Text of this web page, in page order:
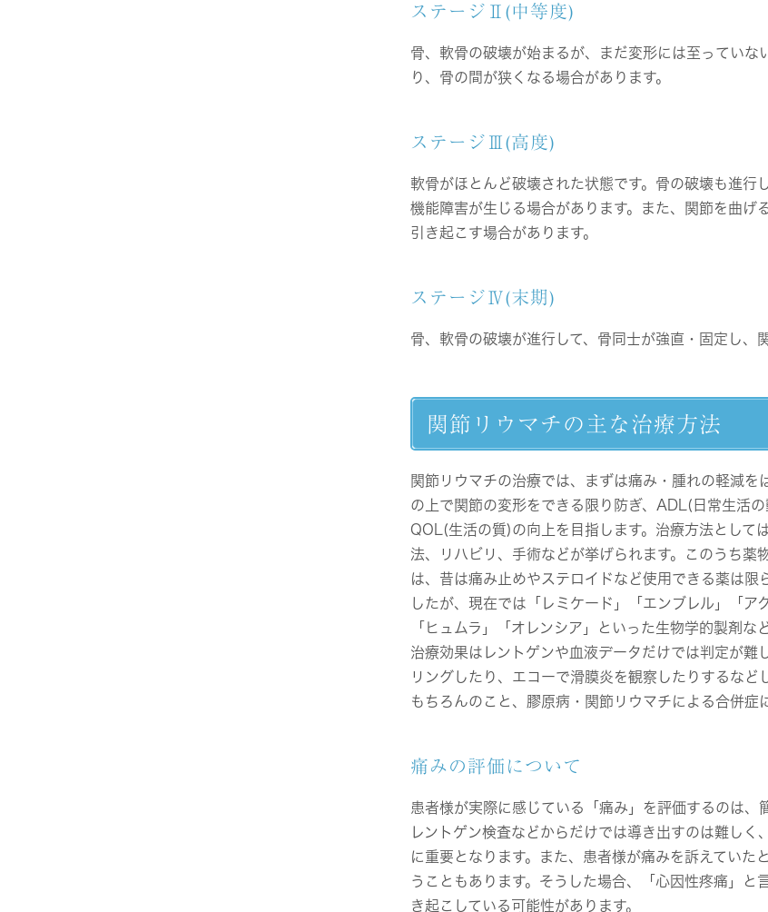
ステージⅡ(中等度)
骨、軟骨の破壊が始まるが、まだ変形には至っていな
り、骨の間が狭くなる場合があります。
ステージⅢ(高度)
軟骨がほとんど破壊された状態です。骨の破壊も進行
機能障害が生じる場合があります。また、関節を曲げ
引き起こす場合があります。
ステージⅣ(末期)
骨、軟骨の破壊が進行して、骨同士が強直・固定し、
関節リウマチの主な治療方法
関節リウマチの治療では、まずは痛み・腫れの軽減を
の上で関節の変形をできる限り防ぎ、ADL(日常生活の
QOL(生活の質)の向上を目指します。治療方法として
法、リハビリ、手術などが挙げられます。このうち薬
は、昔は痛み止めやステロイドなど使用できる薬は限
したが、現在では「レミケード」「エンブレル」「アク
「ヒュムラ」「オレンシア」といった生物学的製剤な
治療効果はレントゲンや血液データだけでは判定が難
リングしたり、エコーで滑膜炎を観察したりするなど
もちろんのこと、膠原病・関節リウマチによる合併症
痛みの評価について
患者様が実際に感じている「痛み」を評価するのは
レントゲン検査などからだけでは導き出すのは難し
に重要となります。また、患者様が痛みを訴えていた
うこともあります。そうした場合、「心因性疼痛」と
き起こしている可能性があります。